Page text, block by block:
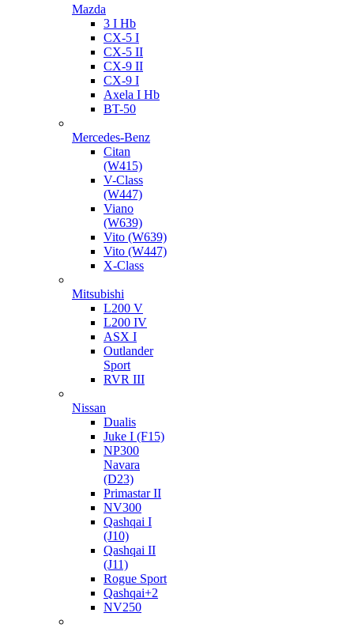
Mazda
3 I Hb
CX-5 I
CX-5 II
CX-9 II
CX-9 I
Axela I Hb
BT-50
Mercedes-Benz
Citan
(W415)
V-Class
(W447)
Viano
(W639)
Vito (W639)
Vito (W447)
X-Class
Mitsubishi
L200 V
L200 IV
ASX I
Outlander
Sport
RVR III
Nissan
Dualis
Juke I (F15)
NP300
Navara
(D23)
Primastar II
NV300
Qashqai I
(J10)
Qashqai II
(J11)
Rogue Sport
Qashqai+2
NV250